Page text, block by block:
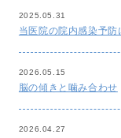
2025.05.31
当医院の院内感染予防
2026.05.15
脳の傾きと噛み合わせ
2026.04.27